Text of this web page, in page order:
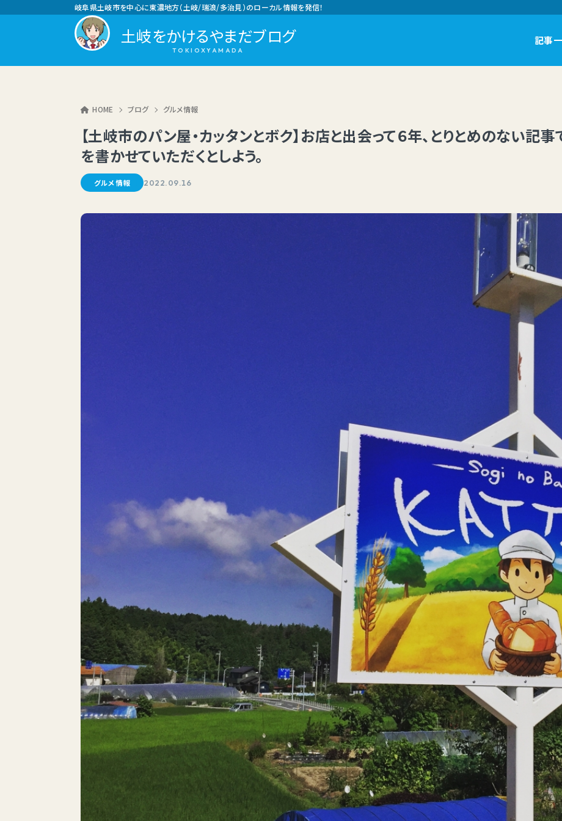
土岐をかけるやまだブログ
岐阜県土岐市を中心に東濃地方（土岐/瑞浪/多治見）のローカル情報を発信！
記事
HOME ブログ グルメ情報
【土岐市のパン屋・カッタンとボク】お店と出会って６年、とりとめのない記事
を書かせていただくとしよう。
2022.09.16
グルメ情報